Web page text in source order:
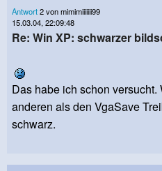
Antwort2 von mimimiiiiiii99
15.03.04, 22:09:48
Re: Win XP: schwarzer
Das habe ich schon versucht.
anderen als den VgaSave
schwarz.